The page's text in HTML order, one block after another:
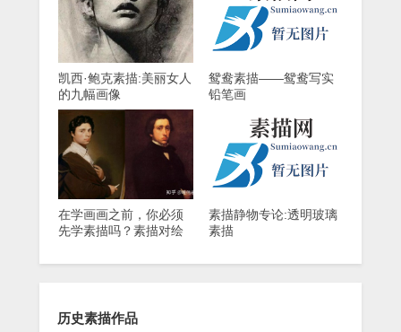
凯西·鲍克素描:美丽女人
的九幅画像
鸳鸯素描——鸳鸯写实
铅笔画
在学画画之前，你必须
先学素描吗？素描对绘
素描静物专论:透明玻璃
素描
历史素描作品